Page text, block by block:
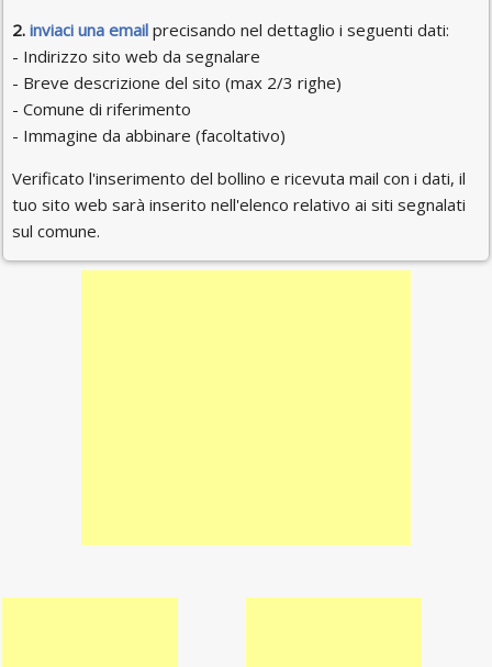
2. inviaci una emailprecisando nel dettaglio i seguenti dati:
- Indirizzo sito web da segnalare
- Breve descrizione del sito (max 2/3 righe)
- Comune di riferimento
- Immagine da abbinare (facoltativo)
Verificato l'inserimento del bollino e ricevuta mail con i dati, il
tuo sito web sarà inserito nell'elenco relativo ai siti segnalati
sul comune.